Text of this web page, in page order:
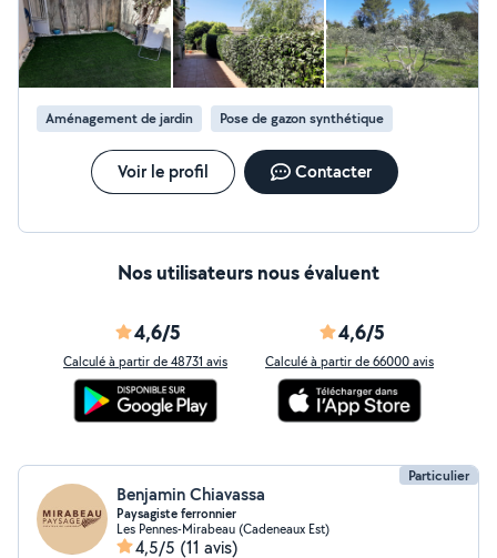
Aménagement de jardin Pose de gazon synthétique
Voir le profil Contacter
Nos utilisateurs nous évaluent
4,6/5
Calculé à partir de 48731 avis
4,6/5
Calculé à partir de 66000 avis
Particulier
Benjamin Chiavassa
Paysagiste ferronnier
Les Pennes-Mirabeau (Cadeneaux Est)
4,5/5 (11 avis)